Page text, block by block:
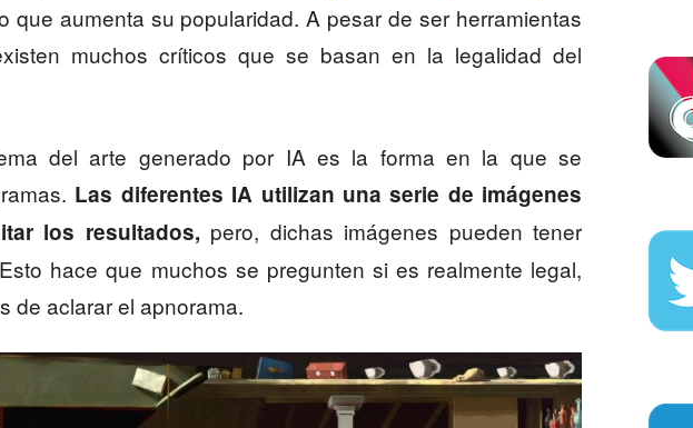
que aumenta su popularidad. A pesar de ser herramientas
muchos críticos que se basan en la legalidad del
del arte generado por IA es la forma en la que se
Las diferentes IA utilizan una serie de imágenes
los resultados, pero, dichas imágenes pueden tener
hace que muchos se pregunten si es realmente legal,
de aclarar el apnorama.